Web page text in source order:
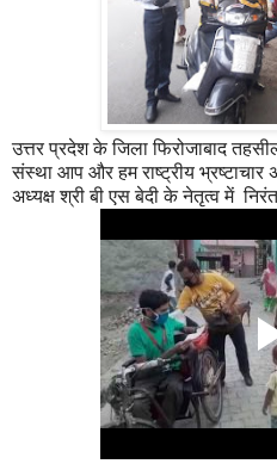
उत्तर प्रदेश के जिला फिरोजाबाद
संस्था आप और हम राष्ट्रीय भ्रष्टाचार
अध्यक्ष श्री बी एस बेदी के नेतृत्व में